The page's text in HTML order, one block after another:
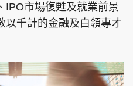
IPO市場復甦及就業前景
以千計的金融及白領專才